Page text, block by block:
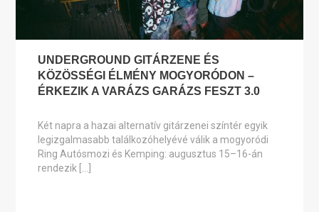
UNDERGROUND GITÁRZENE ÉS
KÖZÖSSÉGI ÉLMÉNY MOGYORÓDON –
ÉRKEZIK A VARÁZS GARÁZS FESZT 3.0
Két napra a hazai alternatív gitárzenei színtér egyik
legizgalmasabb találkozóhelyévé válik a mogyoródi
Ring Autósmozi és Kemping: augusztus 15–16-án
rendezik […]